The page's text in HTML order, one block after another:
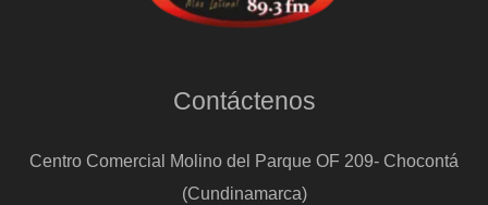
Contáctenos
Centro Comercial Molino del Parque OF 209- Chocontá
(Cundinamarca)